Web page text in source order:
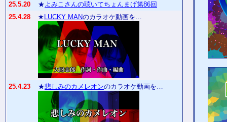
25.5.20
★よみこさんの聴いてちょんまげ第86回
25.4.28
★ LUCKY MANのカラオケ動画を…
25.4.23 ★悲しみのカメレオンのカラオケ動画を…